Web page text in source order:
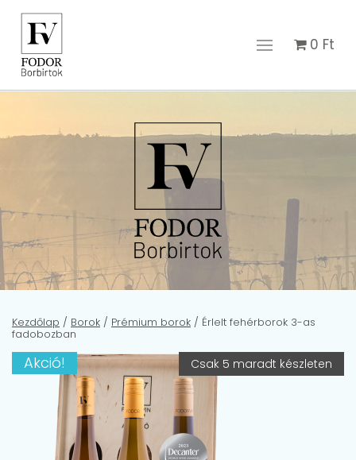
0 Ft
Kezdőlap / Borok / Prémium borok / Érlelt fehérborok 3-as
fadobozban
Akció! Csak 5 maradt készleten